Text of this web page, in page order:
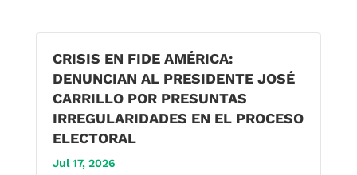
CRISIS EN FIDE AMÉRICA:
DENUNCIAN AL PRESIDENTE JOSÉ
CARRILLO POR PRESUNTAS
IRREGULARIDADES EN EL PROCESO
ELECTORAL
Jul 17, 2026